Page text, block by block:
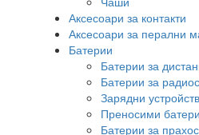
Аксесоари за контакти
Аксесоари за перални
Батерии
Батерии за
Батерии за
Зарядни
Преносими
Батерии за